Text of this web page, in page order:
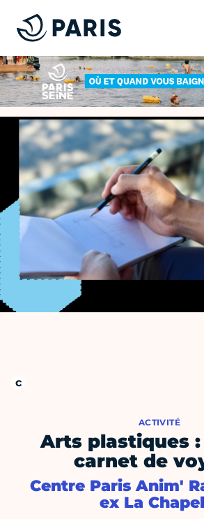
ACTIVITÉ
Arts plastiques
carnet de
Centre Paris Anim'
ex La